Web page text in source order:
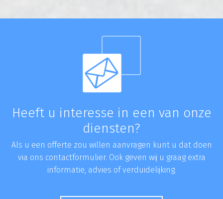
Heeft u interesse in een van onze
diensten?
Als u een offerte zou willen aanvragen kunt u dat doen
via ons contactformulier. Ook geven wij u graag extra
informatie, advies of verduidelijking.